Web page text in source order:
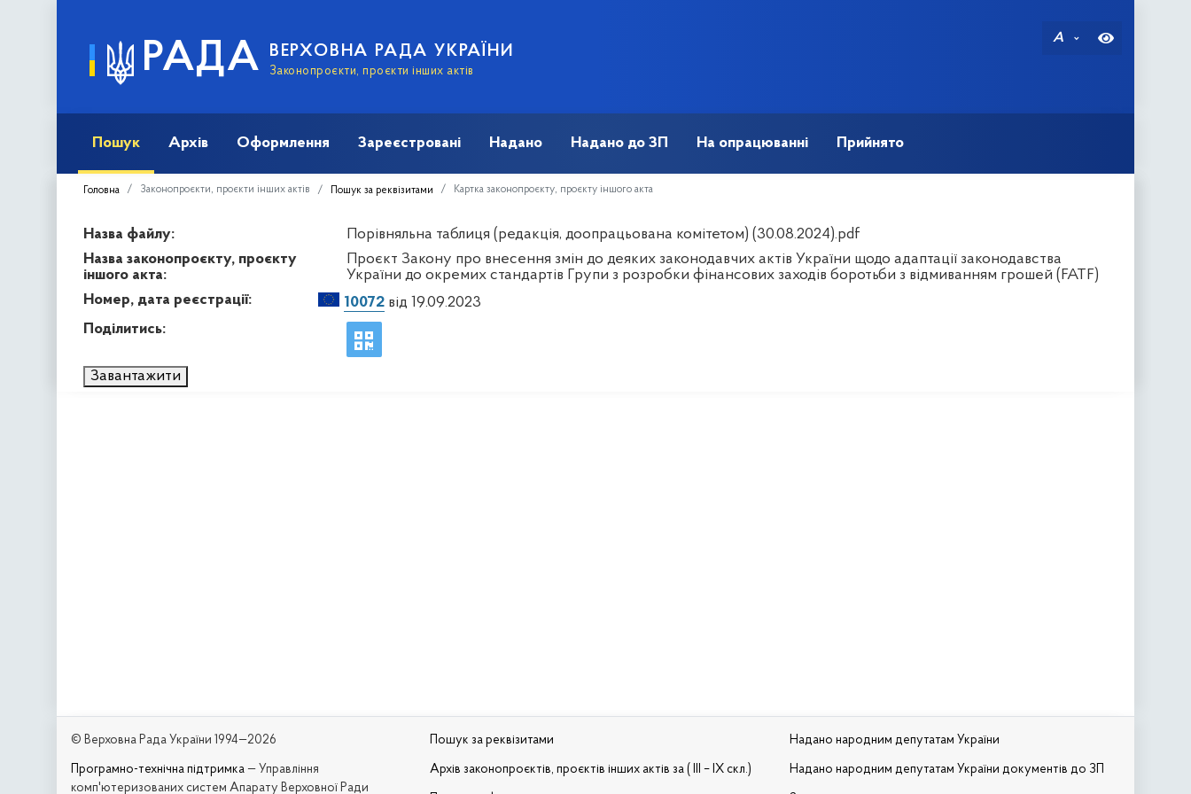
РАДА ВЕРХОВНА РАДА УКРАЇНИ
Законопроєкти, проєкти інших актів
A
Пошук Архів Оформлення Зареєстровані Надано Надано до ЗП На опрацюванні Прийнято
Головна Законопроєкти, проєкти інших актів Пошук за реквізитами Картка законопроєкту, проєкту іншого акта
Назва файлу:
Порівняльна таблиця (редакція, доопрацьована комітетом) (30.08.2024).pdf
Назва законопроєкту, проєкту
іншого акта:
Проєкт Закону про внесення змін до деяких законодавчих актів України щодо адаптації законодавства
України до окремих стандартів Групи з розробки фінансових заходів боротьби з відмиванням грошей (FATF)
Номер, дата реєстрації:
10072 від 19.09.2023
Поділитись:
Завантажити
© Верховна Рада України 1994—2026
Програмно-технічна підтримка — Управління
комп'ютеризованих систем Апарату Верховної Ради
Пошук за реквізитами
Архів законопроєктів, проєктів інших актів за ( III – IX скл.)
Надано народним депутатам України
Надано народним депутатам України документів до ЗП